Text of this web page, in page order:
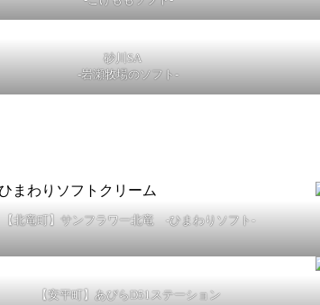
砂川SA
-岩瀬牧場のソフト-
【北竜町】サンフラワー北竜 -ひまわりソフト-
【安平町】あびらD51ステーション